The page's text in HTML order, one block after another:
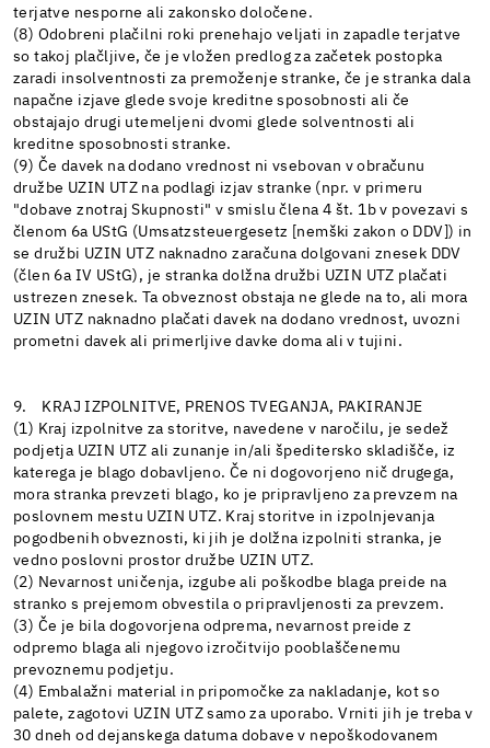
terjatve nesporne ali zakonsko določene.
(8) Odobreni plačilni roki prenehajo veljati in zapadle terjatve
so takoj plačljive, če je vložen predlog za začetek postopka
zaradi insolventnosti za premoženje stranke, če je stranka dala
napačne izjave glede svoje kreditne sposobnosti ali če
obstajajo drugi utemeljeni dvomi glede solventnosti ali
kreditne sposobnosti stranke.
(9) Če davek na dodano vrednost ni vsebovan v obračunu
družbe UZIN UTZ na podlagi izjav stranke (npr. v primeru
"dobave znotraj Skupnosti" v smislu člena 4 št. 1b v povezavi s
členom 6a UStG (Umsatzsteuergesetz [nemški zakon o DDV]) in
se družbi UZIN UTZ naknadno zaračuna dolgovani znesek DDV
(člen 6a IV UStG), je stranka dolžna družbi UZIN UTZ plačati
ustrezen znesek. Ta obveznost obstaja ne glede na to, ali mora
UZIN UTZ naknadno plačati davek na dodano vrednost, uvozni
prometni davek ali primerljive davke doma ali v tujini.
9. KRAJ IZPOLNITVE, PRENOS TVEGANJA, PAKIRANJE
(1) Kraj izpolnitve za storitve, navedene v naročilu, je sedež
podjetja UZIN UTZ ali zunanje in/ali špeditersko skladišče, iz
katerega je blago dobavljeno. Če ni dogovorjeno nič drugega,
mora stranka prevzeti blago, ko je pripravljeno za prevzem na
poslovnem mestu UZIN UTZ. Kraj storitve in izpolnjevanja
pogodbenih obveznosti, ki jih je dolžna izpolniti stranka, je
vedno poslovni prostor družbe UZIN UTZ.
(2) Nevarnost uničenja, izgube ali poškodbe blaga preide na
stranko s prejemom obvestila o pripravljenosti za prevzem.
(3) Če je bila dogovorjena odprema, nevarnost preide z
odpremo blaga ali njegovo izročitvijo pooblaščenemu
prevoznemu podjetju.
(4) Embalažni material in pripomočke za nakladanje, kot so
palete, zagotovi UZIN UTZ samo za uporabo. Vrniti jih je treba v
30 dneh od dejanskega datuma dobave v nepoškodovanem